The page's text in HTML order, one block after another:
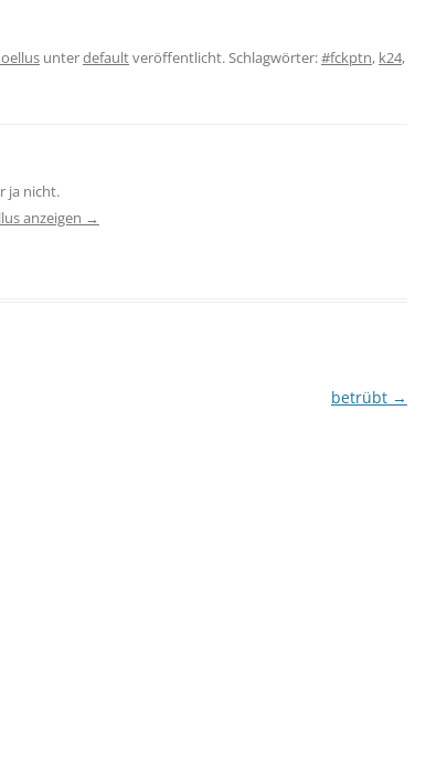
unterdefaultveröffentlicht. Schlagwörter:#fckptn, k24,
ja nicht.
anzeigen →
betrübt →